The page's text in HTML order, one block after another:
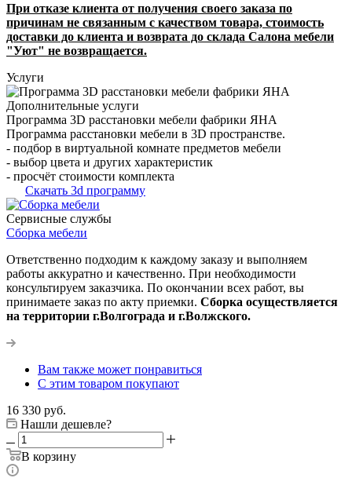
При отказе клиента от получения своего заказа по
причинам не связанным с качеством товара, стоимость
доставки до клиента и возврата до склада Салона мебели
"Уют" не возвращается.
Услуги
Дополнительные услуги
Программа 3D расстановки мебели фабрики ЯНА
Программа расстановки мебели в 3D пространстве.
- подбор в виртуальной комнате предметов мебели
- выбор цвета и других характеристик
- просчёт стоимости комплекта
Скачать 3d программу
Сервисные службы
Сборка мебели
Ответственно подходим к каждому заказу и выполняем
работы аккуратно и качественно. При необходимости
консультируем заказчика. По окончании всех работ, вы
принимаете заказ по акту приемки. Сборка осуществляется
на территории г.Волгограда и г.Волжского.
Вам также может понравиться
С этим товаром покупают
16 330 руб.
Нашли дешевле?
В корзину